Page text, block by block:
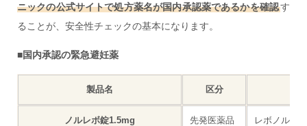
ニックの公式サイトで処方薬名が国内承認薬であるかを確認す
ることが、安全性チェックの基本になります。
■国内承認の緊急避妊薬
製品名 区分
ノルレボ錠1.5mg 先発医薬品 レボノルゲ